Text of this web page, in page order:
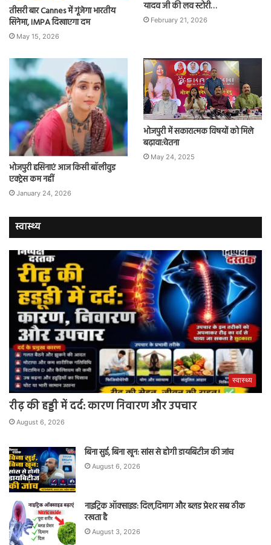
तीसरी बार Cannes में गूंजेगा भारतीय
सिनेमा, IMPA दिखाएगा दम
May 15, 2026
यादव जी की लव स्टोरी…
February 21, 2026
भोजपुरी हसिनाएं आज किसी बॉलीवुड
एक्ट्रेस कम नहीं
January 24, 2026
भोजपुरी में सकारात्मक विषयों को मिले
बढ़ावा:चेतना
May 24, 2025
स्वास्थ्य
स्वास्थ्य
रीढ़ की हड्डी में दर्द: कारण निवारण और उपचार
August 6, 2026
बिना सुई, बिना खून: सांस से होगी डायबिटीज की जांच
August 6, 2026
नाइट्रिक ऑक्साइड: दिल,दिमाग और ब्लड प्रेशर सब ठीक
रखता है
August 3, 2026